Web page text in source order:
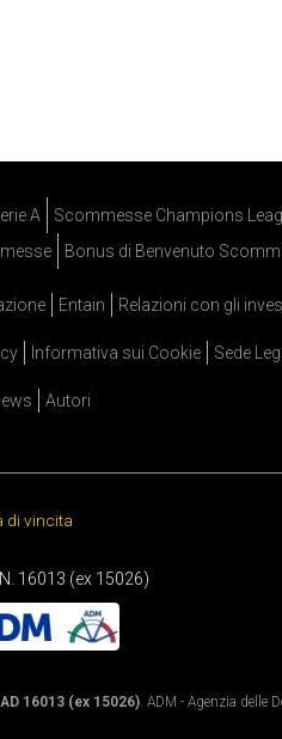
A Scommesse Champions
Bonus di Benvenuto
Entain Relazioni con gli
Informativa sui Cookie Sede
Autori
di vincita
16013 (ex 15026)
16013 (ex 15026). ADM - Agenzia delle